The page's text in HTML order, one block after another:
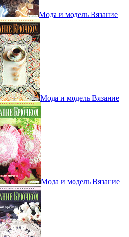
Мода и модель Вязание
Мода и модель Вязание
Мода и модель Вязание